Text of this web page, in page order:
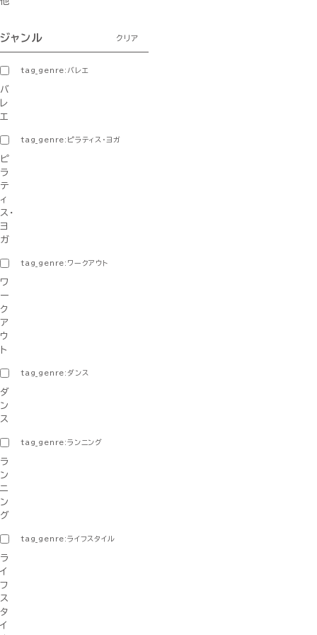
ジャンル クリア
tag_genre:バレエ
バ
レ
エ
tag_genre:ピラティス・ヨガ
ピ
ラ
テ
ィ
ス・
ヨ
ガ
tag_genre:ワークアウト
ワ
ー
ク
ア
ウ
ト
tag_genre:ダンス
ダ
ン
ス
tag_genre:ランニング
ラ
ン
ニ
ン
グ
tag_genre:ライフスタイル
ラ
イ
フ
ス
タ
イ